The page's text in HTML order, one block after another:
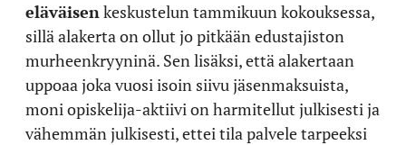
eläväisenkeskustelun tammikuun kokouksessa,
sillä alakerta on ollut jo pitkään edustajiston
murheenkryyninä. Sen lisäksi, että alakertaan
uppoaa joka vuosi isoin siivu jäsenmaksuista,
moni opiskelija-aktiivi on harmitellut julkisesti ja
vähemmän julkisesti, ettei tila palvele tarpeeksi